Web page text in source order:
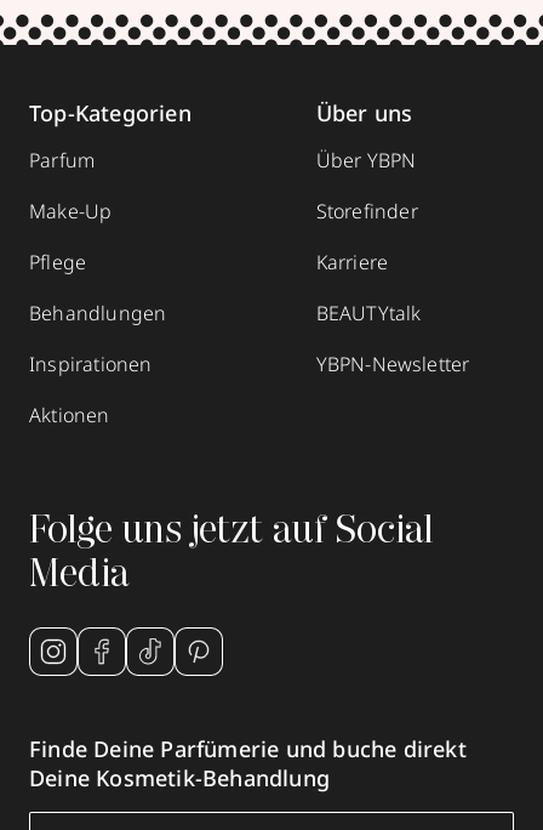
Top-Kategorien
Parfum
Make-Up
Pflege
Behandlungen
Inspirationen
Aktionen
Über uns
Über YBPN
Storefinder
Karriere
BEAUTYtalk
YBPN-Newsletter
Folge uns jetzt auf Social
Media
Finde Deine Parfümerie und buche direkt
Deine Kosmetik-Behandlung